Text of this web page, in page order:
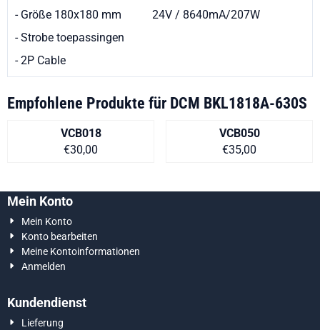
- Größe 180x180 mm
- Strobe toepassingen
- 2P Cable
24V / 8640mA/207W
Empfohlene Produkte für DCM BKL1818A-630S
VCB018
Preis auf Anfrage
€30,00
VCB050
Preis auf
€35,00
Mein Konto
Mein Konto
Konto bearbeiten
Meine Kontoinformationen
Anmelden
Kundendienst
Lieferung